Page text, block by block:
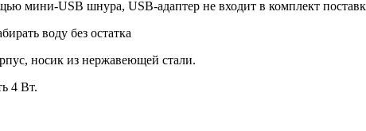
мини-USB шнура, USB-адаптер не входит в комплект
воду без остатка
носик из нержавеющей стали.
4 Вт.